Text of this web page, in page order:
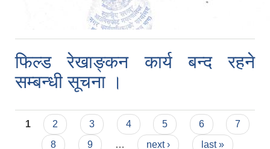
फिल्ड रेखाङ्कन कार्य बन्द रहने
सम्बन्धी सूचना ।
Pages
1 2 3 4 5 6
7
8
9 … next › last »